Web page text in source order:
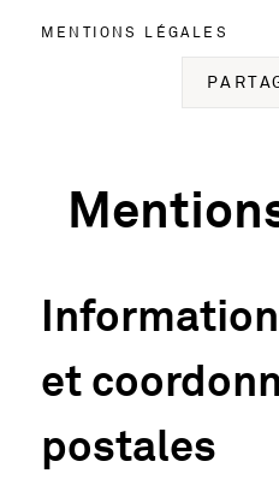
MENTIONS LÉGALES
et
postales